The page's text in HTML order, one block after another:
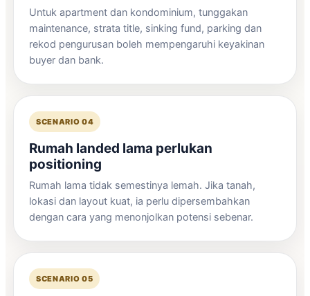
Untuk apartment dan kondominium, tunggakan
maintenance, strata title, sinking fund, parking dan
rekod pengurusan boleh mempengaruhi keyakinan
buyer dan bank.
SCENARIO 04
Rumah landed lama perlukan
positioning
Rumah lama tidak semestinya lemah. Jika tanah,
lokasi dan layout kuat, ia perlu dipersembahkan
dengan cara yang menonjolkan potensi sebenar.
SCENARIO 05